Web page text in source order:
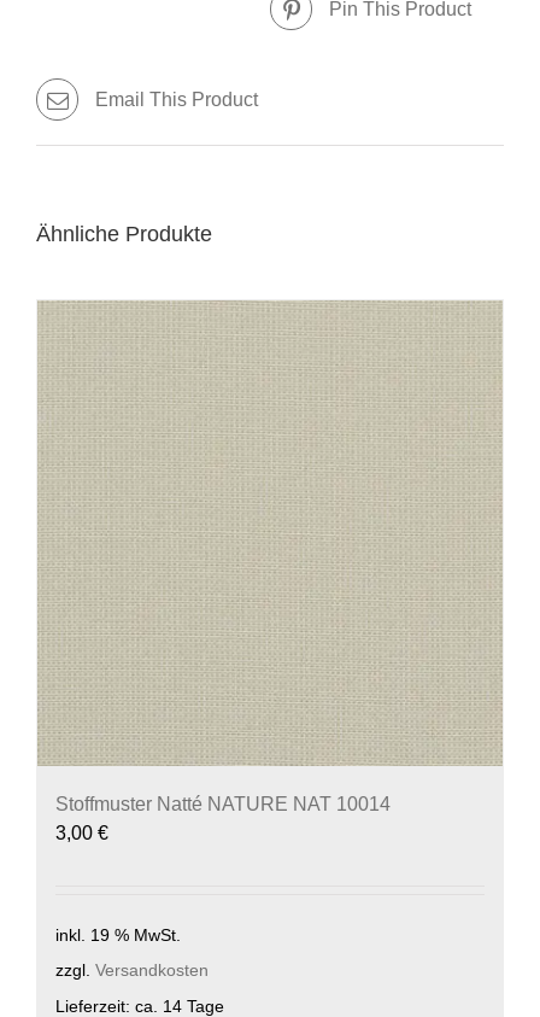
Pin This Product
Email This Product
Ähnliche Produkte
Stoffmuster Natté NATURE NAT 10014
3,00 €
inkl. 19 % MwSt.
zzgl. Versandkosten
Lieferzeit: ca. 14 Tage